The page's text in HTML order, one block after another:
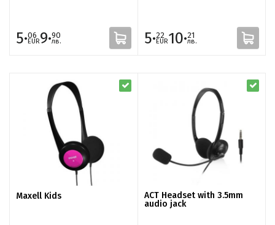
5·06
EUR9·90
лв. 5·22
EUR10·21
лв.
Maxell Kids
ACT Headset with 3.5mm
audio jack